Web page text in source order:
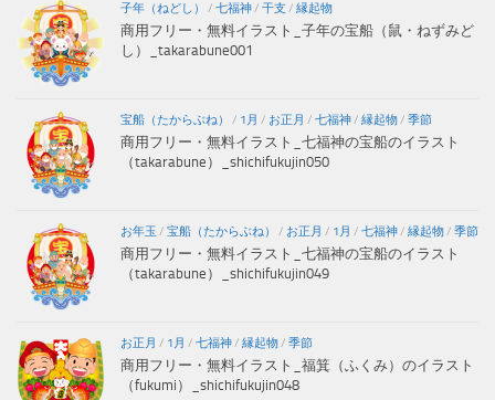
子年（ねどし） / 七福神/ 干支 / 縁起物
商用フリー・無料イラスト_子年の宝船（鼠・ねずみど
し）_takarabune001
宝船（たからぶね） / 1月 / お正月 / 七福神/ 縁起物/ 季節
商用フリー・無料イラスト_七福神の宝船のイラスト
（takarabune）_shichifukujin050
お年玉 / 宝船（たからぶね） / お正月 / 1月 / 七福神/ 縁起物/ 季節
商用フリー・無料イラスト_七福神の宝船のイラスト
（takarabune）_shichifukujin049
お正月 / 1月 / 七福神/ 縁起物/ 季節
商用フリー・無料イラスト_福箕（ふくみ）のイラスト
（fukumi）_shichifukujin048